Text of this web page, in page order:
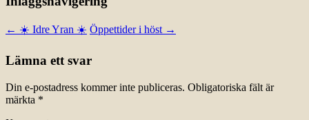
← ☀️ Idre Yran ☀️ Öppettider i höst →
Lämna ett svar
Din e-postadress kommer inte publiceras. Obligatoriska fält är
märkta *